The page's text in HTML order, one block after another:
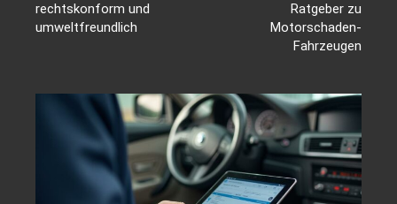
rechtskonform und
umweltfreundlich
Ratgeber zu
Motorschaden-
Fahrzeugen